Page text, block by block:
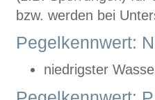
bzw. werden bei
Pegelkennwert:
niedrigster